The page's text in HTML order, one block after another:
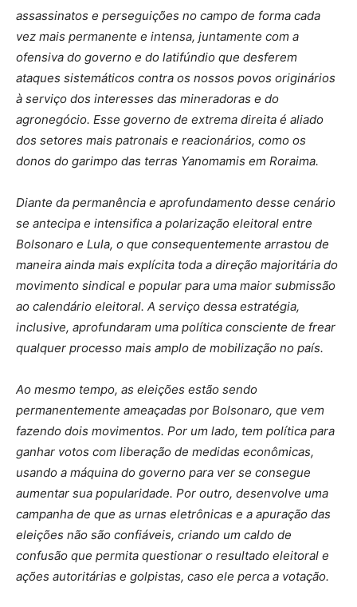
assassinatos e perseguições no campo de forma cada
vez mais permanente e intensa, juntamente com a
ofensiva do governo e do latifúndio que desferem
ataques sistemáticos contra os nossos povos originários
à serviço dos interesses das mineradoras e do
agronegócio. Esse governo de extrema direita é aliado
dos setores mais patronais e reacionários, como os
donos do garimpo das terras Yanomamis em Roraima.
Diante da permanência e aprofundamento desse cenário
se antecipa e intensifica a polarização eleitoral entre
Bolsonaro e Lula, o que consequentemente arrastou de
maneira ainda mais explícita toda a direção majoritária do
movimento sindical e popular para uma maior submissão
ao calendário eleitoral. A serviço dessa estratégia,
inclusive, aprofundaram uma política consciente de frear
qualquer processo mais amplo de mobilização no país.
Ao mesmo tempo, as eleições estão sendo
permanentemente ameaçadas por Bolsonaro, que vem
fazendo dois movimentos. Por um lado, tem política para
ganhar votos com liberação de medidas econômicas,
usando a máquina do governo para ver se consegue
aumentar sua popularidade. Por outro, desenvolve uma
campanha de que as urnas eletrônicas e a apuração das
eleições não são confiáveis, criando um caldo de
confusão que permita questionar o resultado eleitoral e
ações autoritárias e golpistas, caso ele perca a votação.